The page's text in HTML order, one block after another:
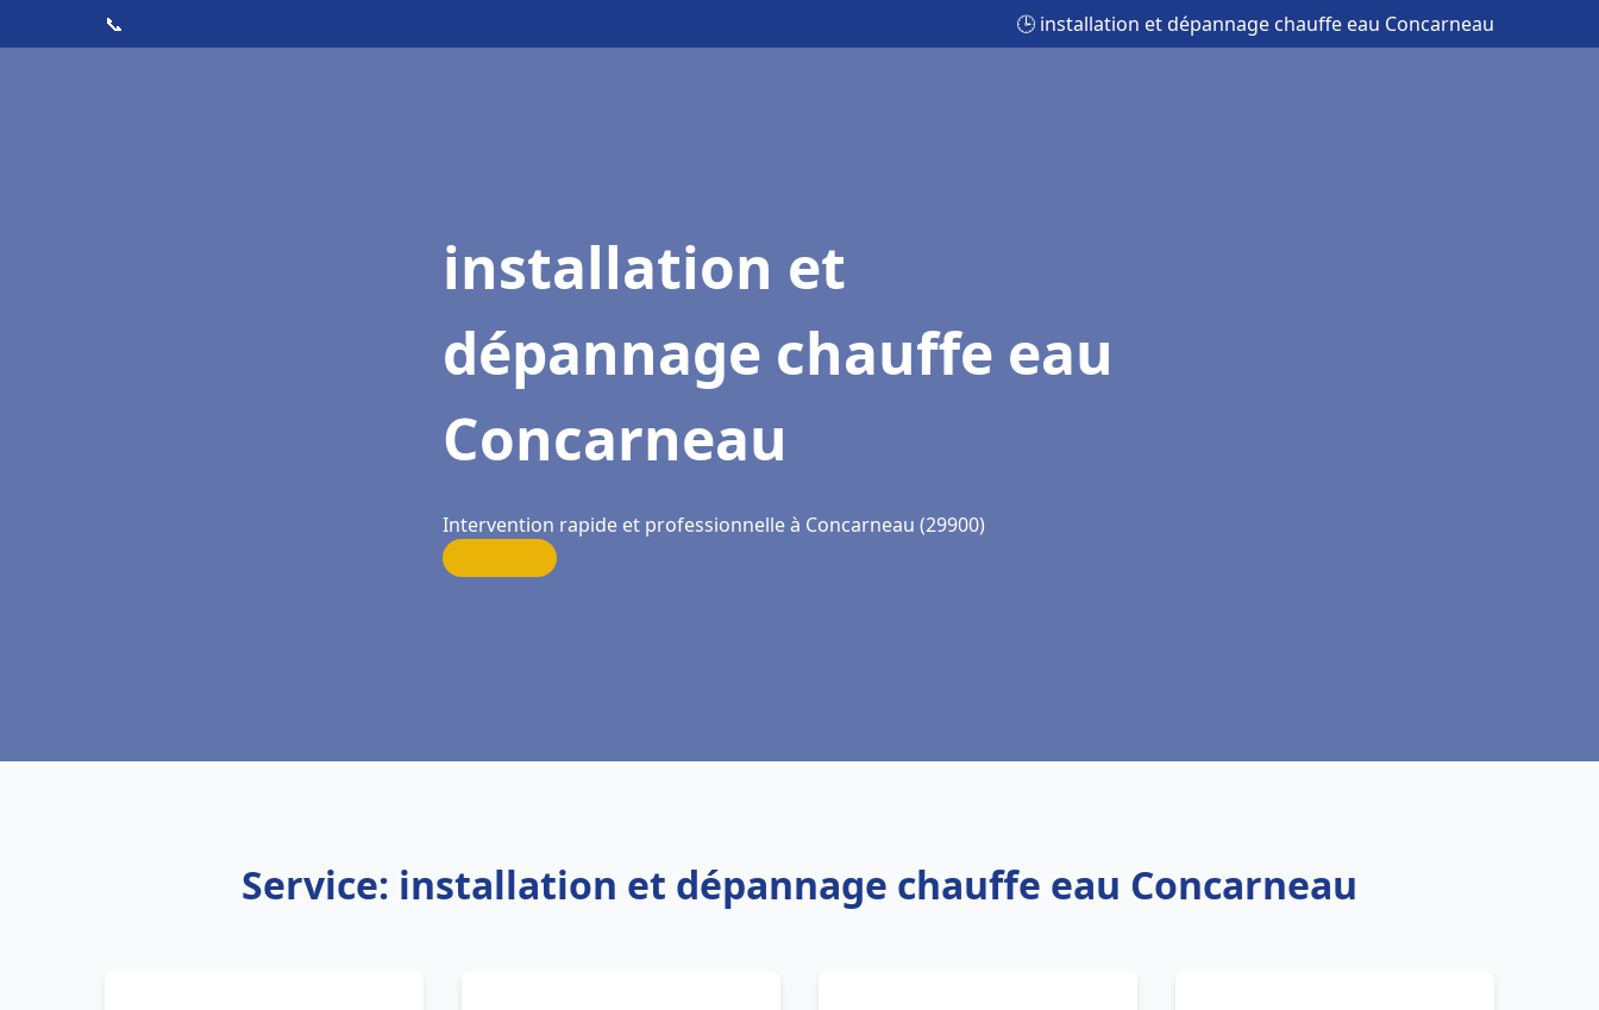
📞 🕒 installation et dépannage chauffe eau Concarneau
installation et
dépannage chauffe eau
Concarneau
Intervention rapide et professionnelle à Concarneau (29900)
Service: installation et dépannage chauffe eau Concarneau